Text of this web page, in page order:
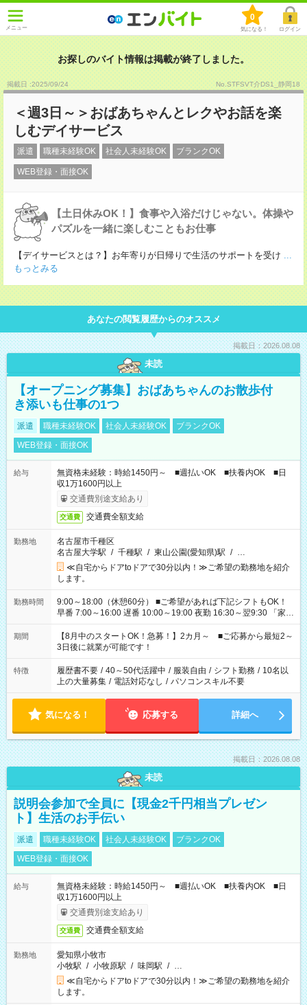
メニュー
0
気になる！ ログイン
お探しのバイト情報は掲載が終了しました。
掲載日 :2025/09/24 No.STFSVT介DS1_静岡18
＜週3日～＞おばあちゃんとレクやお話を楽
しむデイサービス
派遣 職種未経験OK 社会人未経験OK ブランクOK
WEB登録・面接OK
【土日休みOK！】食事や入浴だけじゃない。体操や
パズルを一緒に楽しむこともお仕事
【デイサービスとは？】お年寄りが日帰りで生活のサポートを受け ...
もっとみる
あなたの閲覧履歴からのオススメ
掲載日：2026.08.08
未読
【オープニング募集】おばあちゃんのお散歩付
き添いも仕事の1つ
派遣 職種未経験OK 社会人未経験OK
ブランクOK
WEB登録・面接OK
給与
無資格未経験：時給1450円～ ■週払いOK ■扶養内OK ■日
収1万1600円以上
交通費別途支給あり
交通費 交通費全額支給
勤務地
名古屋市千種区
名古屋大学駅 / 千種駅 / 東山公園(愛知県)駅 / …
≪自宅からドアtoドアで30分以内！≫ご希望の勤務地を紹介
します。
勤務時間
9:00～18:00（休憩60分） ■ご希望があれば下記シフトもOK！
早番 7:00～16:00 遅番 10:00～19:00 夜勤 16:30～翌9:30 「家族
と休みを合わせたい」 「余裕を持って夕飯の準備がしたい」
「できれば残業はしたくない」 など、ご希望を教えてください
ね。 ※Wワーク希望の方へ 今ご覧のお仕事で希望する勤務時間
と、もう1つのお仕事の勤務時間。 合計で週40時間を超える場
合は応募できません。
期間
【8月中のスタートOK！急募！】2カ月～ ■ご応募から最短2～
3日後に就業が可能です！
特徴 履歴書不要 / 40～50代活躍中 / 服装自由 / シフト勤務 / 10名以
上の大量募集 / 電話対応なし / パソコンスキル不要
気になる！ 応募する 詳細へ
掲載日：2026.08.08
未読
説明会参加で全員に【現金2千円相当プレゼン
ト】生活のお手伝い
派遣 職種未経験OK 社会人未経験OK
ブランクOK
WEB登録・面接OK
給与
無資格未経験：時給1450円～ ■週払いOK ■扶養内OK ■日
収1万1600円以上
交通費別途支給あり
交通費 交通費全額支給
勤務地
愛知県小牧市
小牧駅 / 小牧原駅 / 味岡駅 / …
≪自宅からドアtoドアで30分以内！≫ご希望の勤務地を紹介
します。